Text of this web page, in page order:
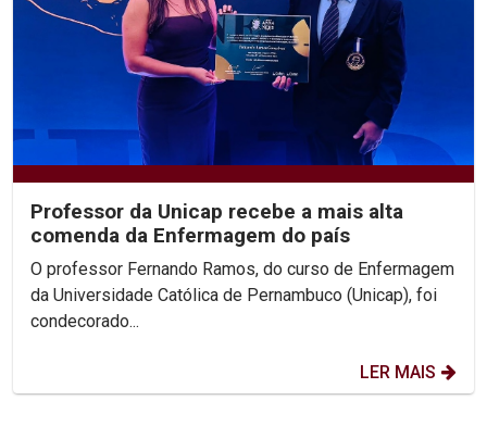
Professor da Unicap recebe a mais alta
comenda da Enfermagem do país
O professor Fernando Ramos, do curso de Enfermagem
da Universidade Católica de Pernambuco (Unicap), foi
condecorado...
LER MAIS